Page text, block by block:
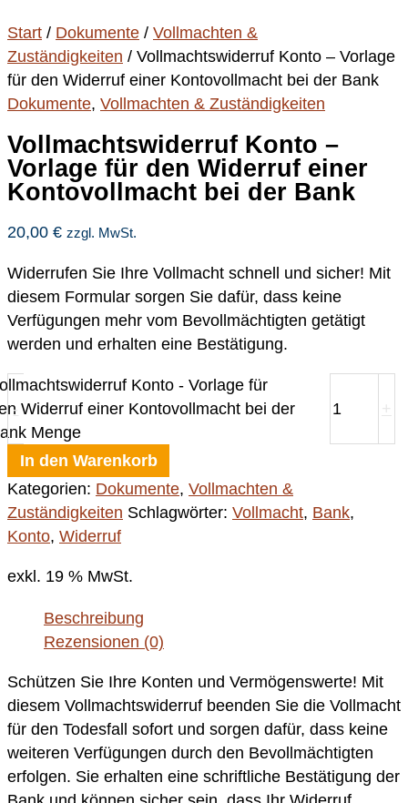
Start / Dokumente / Vollmachten &
Zuständigkeiten / Vollmachtswiderruf Konto – Vorlage
für den Widerruf einer Kontovollmacht bei der Bank
Dokumente, Vollmachten & Zuständigkeiten
Vollmachtswiderruf Konto –
Vorlage für den Widerruf einer
Kontovollmacht bei der Bank
20,00 € zzgl. MwSt.
Widerrufen Sie Ihre Vollmacht schnell und sicher! Mit
diesem Formular sorgen Sie dafür, dass keine
Verfügungen mehr vom Bevollmächtigten getätigt
werden und erhalten eine Bestätigung.
-
Konto - Vorlage für
Widerruf einer Kontovollmacht bei der
Menge
In den Warenkorb
Kategorien: Dokumente, Vollmachten &
Zuständigkeiten Schlagwörter: Vollmacht, Bank,
Konto, Widerruf
exkl. 19 % MwSt.
Beschreibung
Rezensionen (0)
Schützen Sie Ihre Konten und Vermögenswerte! Mit
diesem Vollmachtswiderruf beenden Sie die Vollmacht
für den Todesfall sofort und sorgen dafür, dass keine
weiteren Verfügungen durch den Bevollmächtigten
erfolgen. Sie erhalten eine schriftliche Bestätigung der